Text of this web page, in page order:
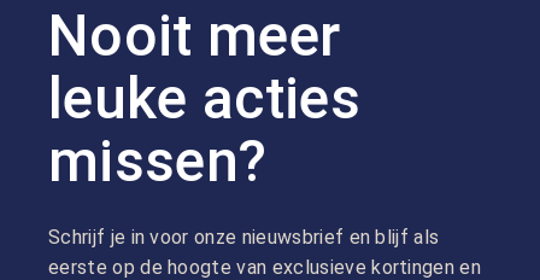
Nooit meer
leuke acties
missen?
Schrijf je in voor onze nieuwsbrief en blijf als
eerste op de hoogte van exclusieve kortingen en